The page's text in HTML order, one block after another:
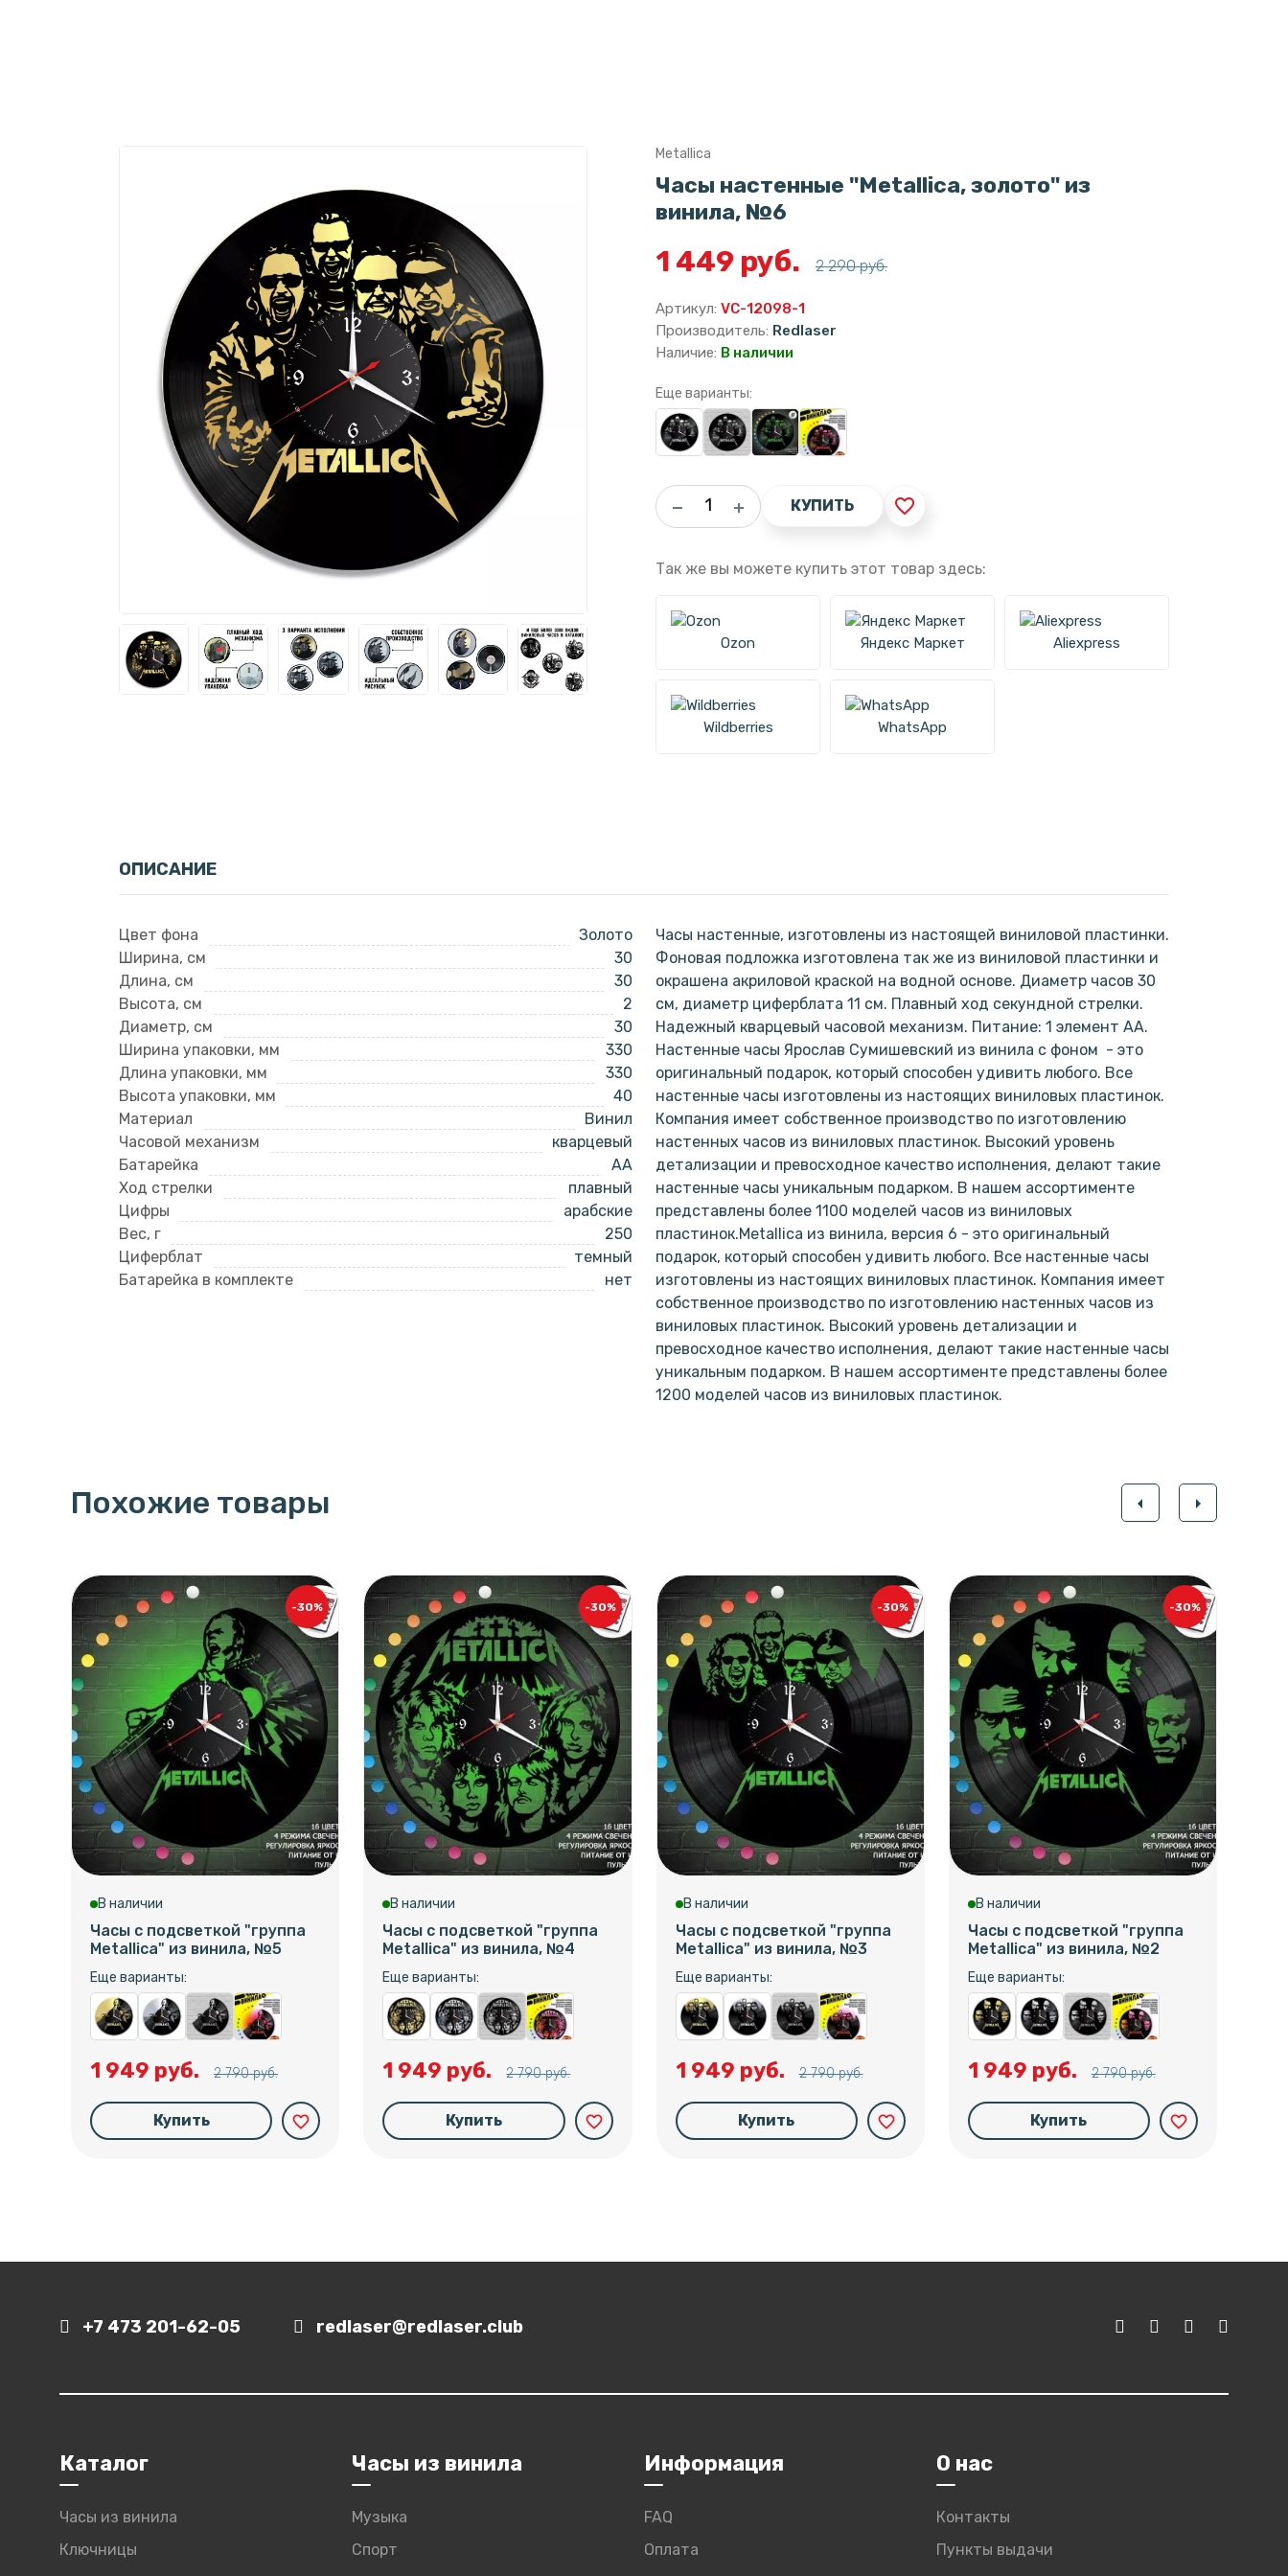
Metallica
Часы настенные "Metallica, золото" из
винила, №6
1 449 руб. 2 290 руб.
Артикул: VC-12098-1
Производитель: Redlaser
Наличие: В наличии
Еще варианты:
КУПИТЬ favorite_border
Так же вы можете купить этот товар здесь:
Ozon Яндекс Маркет Aliexpress
Wildberries WhatsApp
ОПИСАНИЕ
Цвет фона
Золото
Ширина, см
30
Длина, см
30
Высота, см
2
Диаметр, см
30
Ширина упаковки, мм
330
Длина упаковки, мм
330
Высота упаковки, мм
40
Материал
Винил
Часовой механизм
кварцевый
Батарейка
AA
Ход стрелки
плавный
Цифры
арабские
Вес, г
250
Циферблат
темный
Батарейка в комплекте
нет
Часы настенные, изготовлены из настоящей виниловой пластинки.
Фоновая подложка изготовлена так же из виниловой пластинки и
окрашена акриловой краской на водной основе. Диаметр часов 30
см, диаметр циферблата 11 см. Плавный ход секундной стрелки.
Надежный кварцевый часовой механизм. Питание: 1 элемент АА.
Настенные часы Ярослав Сумишевский из винила с фоном - это
оригинальный подарок, который способен удивить любого. Все
настенные часы изготовлены из настоящих виниловых пластинок.
Компания имеет собственное производство по изготовлению
настенных часов из виниловых пластинок. Высокий уровень
детализации и превосходное качество исполнения, делают такие
настенные часы уникальным подарком. В нашем ассортименте
представлены более 1100 моделей часов из виниловых
пластинок.Metallica из винила, версия 6 - это оригинальный
подарок, который способен удивить любого. Все настенные часы
изготовлены из настоящих виниловых пластинок. Компания имеет
собственное производство по изготовлению настенных часов из
виниловых пластинок. Высокий уровень детализации и
превосходное качество исполнения, делают такие настенные часы
уникальным подарком. В нашем ассортименте представлены более
1200 моделей часов из виниловых пластинок.
Похожие товары arrow_left arrow_right
-30%
В наличии
Часы с подсветкой "группа
Metallica" из винила, №5
Еще варианты:
1 949 руб. 2 790 руб.
Купить favorite_border
-30%
В наличии
Часы с подсветкой "группа
Metallica" из винила, №4
Еще варианты:
1 949 руб. 2 790 руб.
Купить favorite_border
-30%
В наличии
Часы с подсветкой "группа
Metallica" из винила, №3
Еще варианты:
1 949 руб. 2 790 руб.
Купить favorite_border
-30%
В наличии
Часы с подсветкой "группа
Metallica" из винила, №2
Еще варианты:
1 949 руб. 2 790 руб.
Купить favorite_border
+7 473 201-62-05 redlaser@redlaser.club
Каталог
Часы из винила
Ключницы
Часы из винила
Музыка
Спорт
Информация
FAQ
Оплата
О нас
Контакты
Пункты выдачи